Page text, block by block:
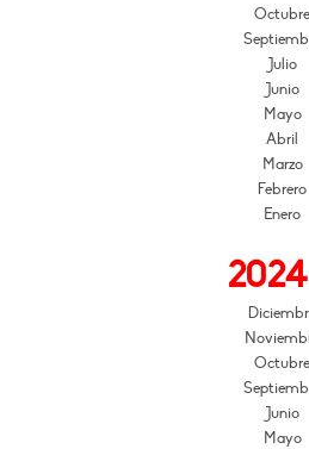
Octubre
Julio
Junio
Mayo
Abril
Marzo
Febrero
Enero
2024
Octubre
Junio
Mayo